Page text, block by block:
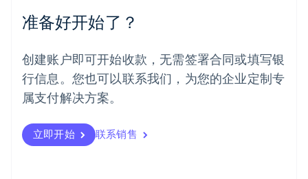
准备好开始了？
创建账户即可开始收款，无需签署合同或填写银
行信息。您也可以联系我们，为您的企业定制专
属支付解决方案。
立即开始 联系销售
挪威
葡萄牙
Português English
日本
日本語English
瑞典
瑞士
DeutschFrançais